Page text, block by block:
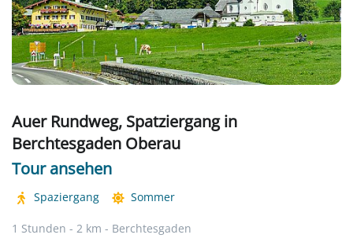
Auer Rundweg, Spatziergang in
Berchtesgaden Oberau
Tour ansehen
Spaziergang Sommer
1 Stunden - 2 km - Berchtesgaden